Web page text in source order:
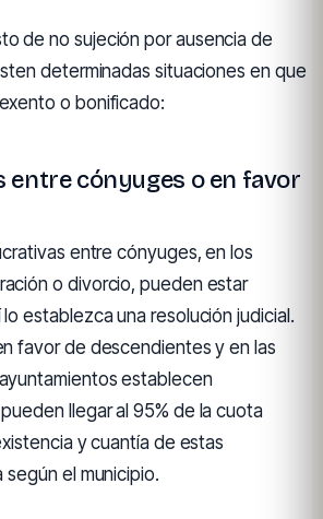
de no sujeción por ausencia de
determinadas situaciones en que
o bonificado:
entre cónyuges o en favor
entre cónyuges, en los
o divorcio, pueden estar
establezca una resolución judicial.
favor de descendientes y en las
establecen
llegar al 95% de la cuota
y cuantía de estas
el municipio.